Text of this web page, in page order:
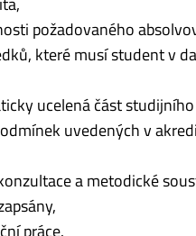
požadovaného
které musí student v
ucelená část
uvedených v
a metodické
práce.